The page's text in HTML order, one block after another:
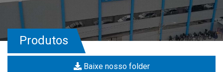
Produtos
Baixe nosso folder